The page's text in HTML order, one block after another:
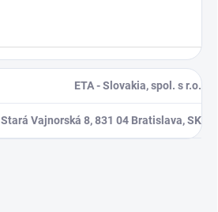
ETA - Slovakia, spol. s r.o.
Stará Vajnorská 8, 831 04 Bratislava, SK